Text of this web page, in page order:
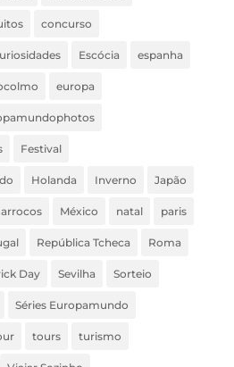
concurso
Escócia espanha
europa
Festival
Holanda Inverno Japão
México natal paris
República Tcheca Roma
Day Sevilha Sorteio
Séries Europamundo
tours turismo